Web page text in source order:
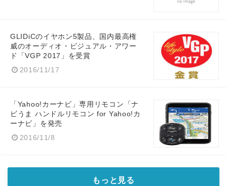
GLIDiCのイヤホン5製品、国内最高権
威のオーディオ・ビジュアル・アワー
ド「VGP 2017」を受賞
2016/11/17
「Yahoo!カーナビ」専用リモコン「ナ
ビうま ハンドルリモコン for Yahoo!カ
ーナビ」を発売
2016/11/8
もっと見る